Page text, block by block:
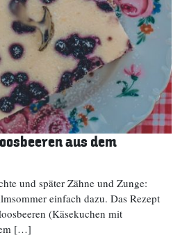
aus dem
und später Zähne und Zunge:
einfach dazu. Das Rezept
(Käsekuchen mit
[…]